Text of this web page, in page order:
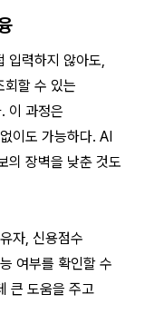
입력하지 않아도,
회할 수 있는
이 과정은
이도 가능하다. AI
의 장벽을 낮춘 것도
자, 신용점수
여부를 확인할 수
큰 도움을 주고